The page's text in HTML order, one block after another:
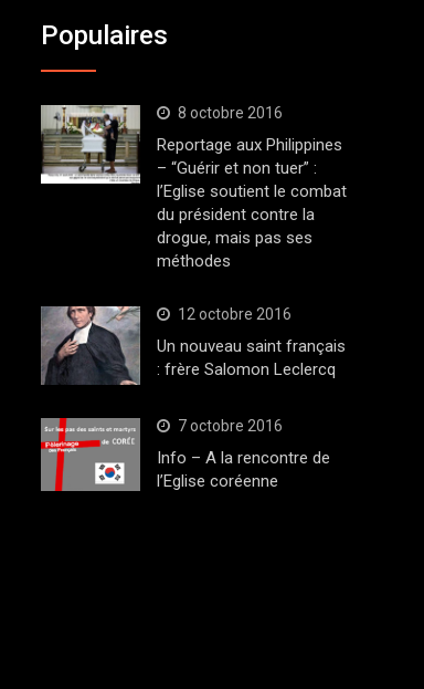
Populaires
8 octobre 2016
Reportage aux Philippines
– “Guérir et non tuer” :
l’Eglise soutient le combat
du président contre la
drogue, mais pas ses
méthodes
12 octobre 2016
Un nouveau saint français
: frère Salomon Leclercq
7 octobre 2016
Info – A la rencontre de
l’Eglise coréenne